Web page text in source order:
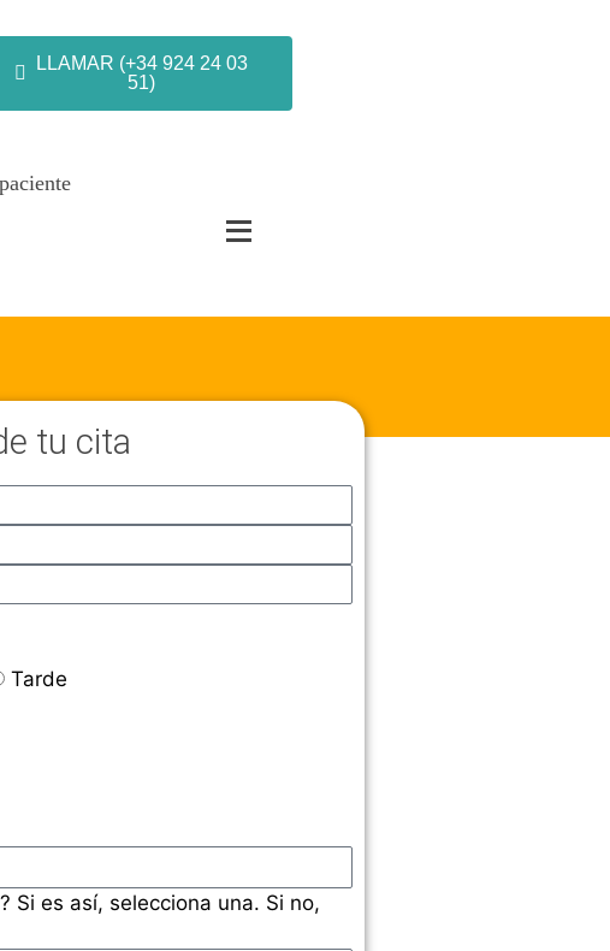
LLAMAR (+34 924 24 03
51)
tu cita
Tarde
Si es así, selecciona una. Si no,